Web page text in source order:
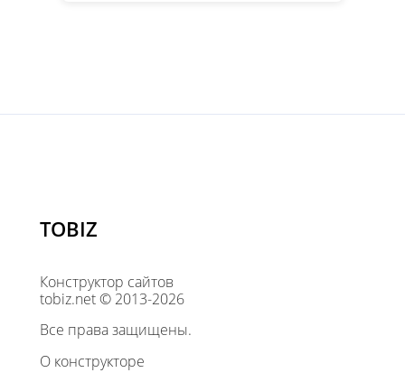
TOBIZ
Конструктор сайтов
tobiz.net © 2013-2026
Все права защищены.
О конструкторе